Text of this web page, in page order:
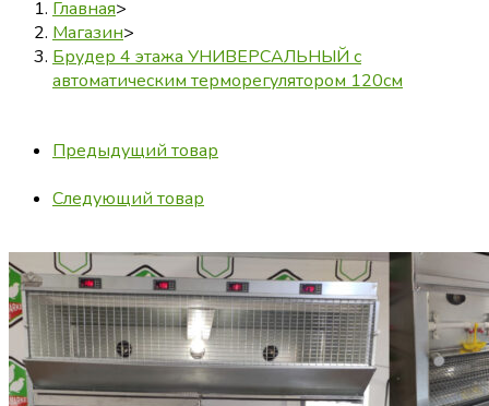
Главная>
Магазин>
Брудер 4 этажа УНИВЕРСАЛЬНЫЙ с
автоматическим терморегулятором 120см
Предыдущий товар
Следующий товар